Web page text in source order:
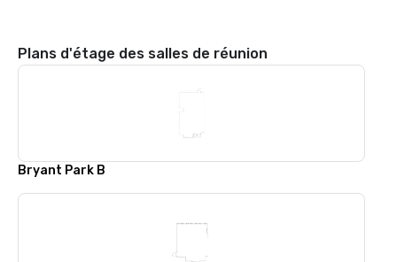
Plans d'étage des salles de réunion
Bryant Park B